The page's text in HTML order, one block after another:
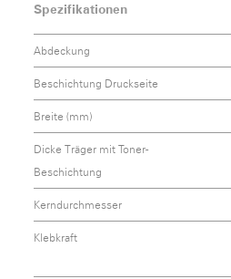
Spezifikationen
Abdeckung
Beschichtung Druckseite
Breite (mm)
Dicke Träger mit Toner-
Beschichtung
Kerndurchmesser
Klebkraft